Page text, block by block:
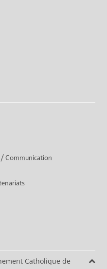
Communication
Catholique de